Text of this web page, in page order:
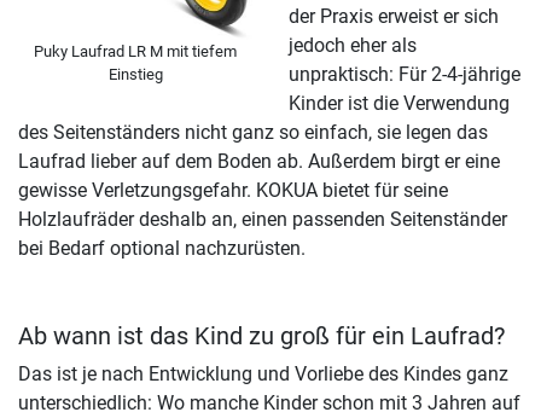
Puky Laufrad LR M mit tiefem
Einstieg
der Praxis erweist er sich
jedoch eher als
unpraktisch: Für 2-4-jährige
Kinder ist die Verwendung
des Seitenständers nicht ganz so einfach, sie legen das
Laufrad lieber auf dem Boden ab. Außerdem birgt er eine
gewisse Verletzungsgefahr. KOKUA bietet für seine
Holzlaufräder deshalb an, einen passenden Seitenständer
bei Bedarf optional nachzurüsten.
Ab wann ist das Kind zu groß für ein Laufrad?
Das ist je nach Entwicklung und Vorliebe des Kindes ganz
unterschiedlich: Wo manche Kinder schon mit 3 Jahren auf